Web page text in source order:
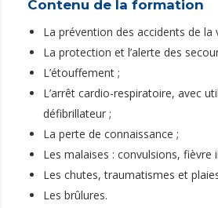
Contenu de la formation
La prévention des accidents de la
La protection et l’alerte des
L’étouffement ;
L’arrêt cardio-respiratoire, avec
défibrillateur ;
La perte de connaissance ;
Les malaises : convulsions, fièvre
Les chutes, traumatismes et
Les brûlures.